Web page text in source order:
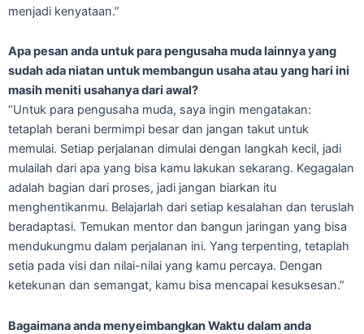
menjadi kenyataan.”
Apa pesan anda untuk para pengusaha muda lainnya yang
sudah ada niatan untuk membangun usaha atau yang hari ini
masih meniti usahanya dari awal?
“Untuk para pengusaha muda, saya ingin mengatakan:
tetaplah berani bermimpi besar dan jangan takut untuk
memulai. Setiap perjalanan dimulai dengan langkah kecil, jadi
mulailah dari apa yang bisa kamu lakukan sekarang. Kegagalan
adalah bagian dari proses, jadi jangan biarkan itu
menghentikanmu. Belajarlah dari setiap kesalahan dan teruslah
beradaptasi. Temukan mentor dan bangun jaringan yang bisa
mendukungmu dalam perjalanan ini. Yang terpenting, tetaplah
setia pada visi dan nilai-nilai yang kamu percaya. Dengan
ketekunan dan semangat, kamu bisa mencapai kesuksesan.”
Bagaimana anda menyeimbangkan Waktu dalam anda